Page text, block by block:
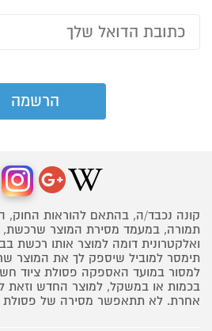
קונה נכבד/ה, בהתאם להוראות החוק,
תמורה, במעמד מסירת המוצר
ואלקטרונית דומה למוצר אותו רכשת
תימסר למוביל שיספק לך את המוצר
למסור במועד האספקה פסולת ציוד
בכמות או במשקל, למוצר החדש וזאת
אחרת. לא תתאפשר מסירה של פסולת